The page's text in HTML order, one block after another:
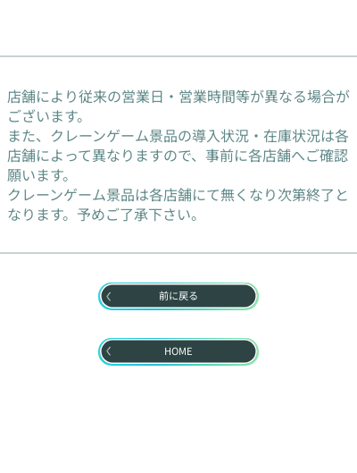
店舗により従来の営業日・営業時間等が異なる場合が
ございます。
また、クレーンゲーム景品の導入状況・在庫状況は各
店舗によって異なりますので、事前に各店舗へご確認
願います。
クレーンゲーム景品は各店舗にて無くなり次第終了と
なります。予めご了承下さい。
前に戻る
HOME